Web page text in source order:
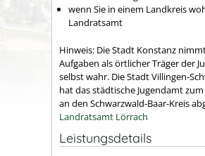
wenn Sie in einem Landkreis
Landratsamt
Hinweis: Die Stadt Konstanz
Aufgaben als örtlicher Träger der
selbst wahr. Die Stadt Villingen-
hat das städtische Jugendamt zum
an den Schwarzwald-Baar-Kreis
Landratsamt Lörrach
Leistungsdetails